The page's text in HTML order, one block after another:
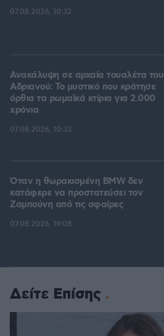
07.08.2026, 10:32
Ανακάλυψη σε αρχαία τουαλέτα του
Αδριανού: Το μυστικό που κράτησε
όρθια τα ρωμαϊκά κτίρια για 2.000
χρόνια
07.08.2026, 10:33
Όταν η θωρακισμένη BMW δεν
κατάφερε να προστατεύσει τον
Ζαμπούνη από τις σφαίρες
07.08.2026, 19:08
Δείτε Επίσης